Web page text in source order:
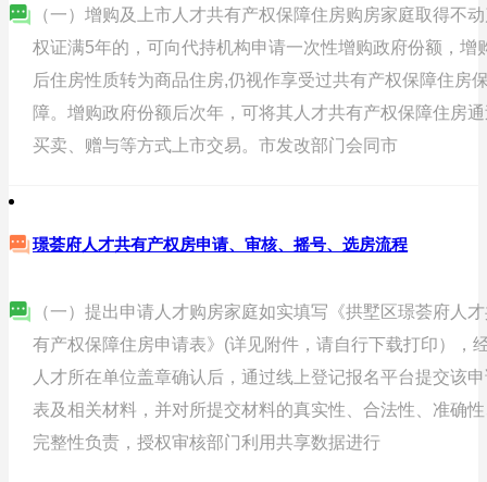
（一）增购及上市人才共有产权保障住房购房家庭取得不
权证满5年的，可向代持机构申请一次性增购政府份额，增
后住房性质转为商品住房,仍视作享受过共有产权保障住房
障。增购政府份额后次年，可将其人才共有产权保障住房
买卖、赠与等方式上市交易。市发改部门会同市
璟荟府人才共有产权房申请、审核、摇号、选房流程
（一）提出申请人才购房家庭如实填写《拱墅区璟荟府人
有产权保障住房申请表》(详见附件，请自行下载打印），
人才所在单位盖章确认后，通过线上登记报名平台提交该
表及相关材料，并对所提交材料的真实性、合法性、准确
完整性负责，授权审核部门利用共享数据进行